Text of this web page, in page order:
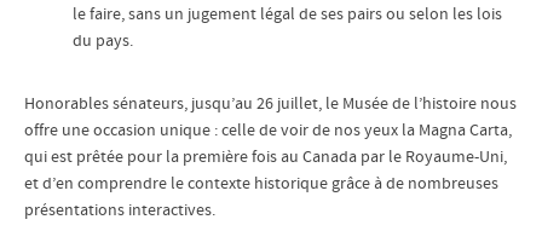
le faire, sans un jugement légal de ses pairs ou selon les lois
du pays.
Honorables sénateurs, jusqu’au 26 juillet, le Musée de l’histoire nous
offre une occasion unique : celle de voir de nos yeux la Magna Carta,
qui est prêtée pour la première fois au Canada par le Royaume-Uni,
et d’en comprendre le contexte historique grâce à de nombreuses
présentations interactives.